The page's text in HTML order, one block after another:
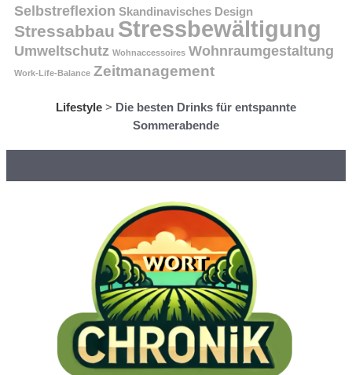
Selbstreflexion Skandinavisches Design
Stressabbau Stressbewältigung
Umweltschutz Wohnaccessoires Wohnraumgestaltung
Work-Life-Balance Zeitmanagement
Lifestyle > Die besten Drinks für entspannte
Sommerabende